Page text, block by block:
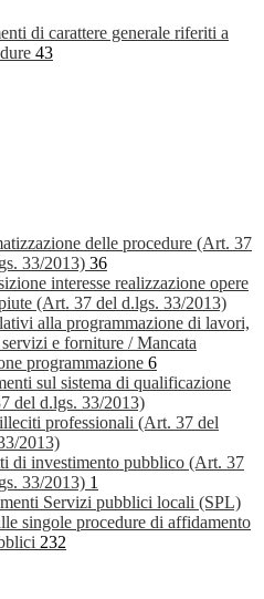
di carattere generale riferiti a
43
delle procedure (Art. 37
33/2013) 36
interesse realizzazione opere
(Art. 37 del d.lgs. 33/2013)
alla programmazione di lavori,
e forniture / Mancata
programmazione 6
sul sistema di qualificazione
del d.lgs. 33/2013)
professionali (Art. 37 del
2013)
di investimento pubblico (Art. 37
33/2013) 1
Servizi pubblici locali (SPL)
singole procedure di affidamento
232